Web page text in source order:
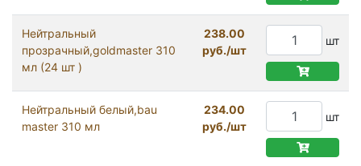
Нейтральный
прозрачный,goldmaster 310
мл (24 шт )
238.00
руб./шт
шт
Нейтральный белый,bau
master 310 мл
234.00
руб./шт
шт